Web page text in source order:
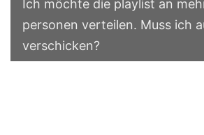
Ich möchte die playlist an
personen verteilen. Muss ich
verschicken?